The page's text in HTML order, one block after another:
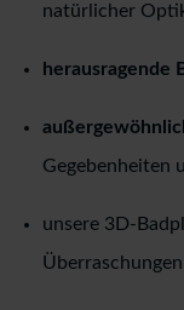
natürlicher
herausragende
Gegebenheiten
unsere 3D-
Überraschungen